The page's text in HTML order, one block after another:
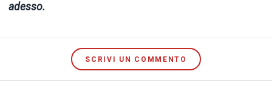
adesso.
SCRIVI UN COMMENTO